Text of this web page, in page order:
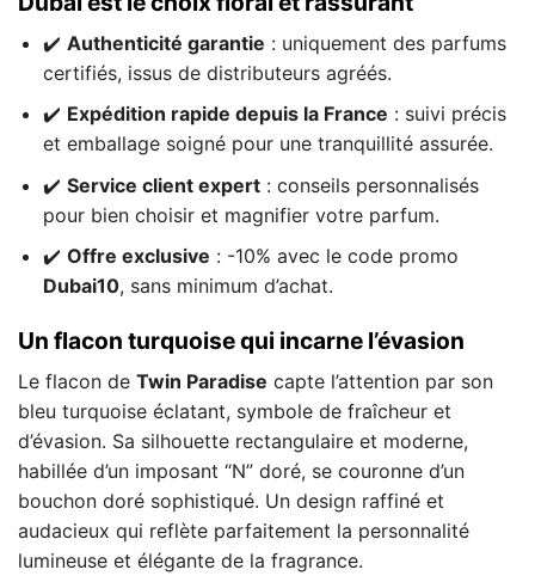
✔️ Authenticité garantie : uniquement des parfums
certifiés, issus de distributeurs agréés.
✔️ Expédition rapide depuis la France : suivi précis
et emballage soigné pour une tranquillité assurée.
✔️ Service client expert: conseils personnalisés
pour bien choisir et magnifier votre parfum.
✔️ Offre exclusive : -10% avec le code promo
Dubai10, sans minimum d’achat.
Un flacon turquoise qui incarne l’évasion
Le flacon de Twin Paradise capte l’attention par son
bleu turquoise éclatant, symbole de fraîcheur et
d’évasion. Sa silhouette rectangulaire et moderne,
habillée d’un imposant “N” doré, se couronne d’un
bouchon doré sophistiqué. Un design raffiné et
audacieux qui reflète parfaitement la personnalité
lumineuse et élégante de la fragrance.